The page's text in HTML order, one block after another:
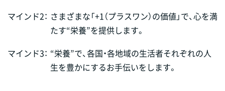
マインド2： さまざまな「+1（プラスワン）の価値」で、心を満
たす“栄養”を提供します。
マインド3： “栄養”で、各国・各地域の生活者それぞれの人
生を豊かにするお手伝いをします。